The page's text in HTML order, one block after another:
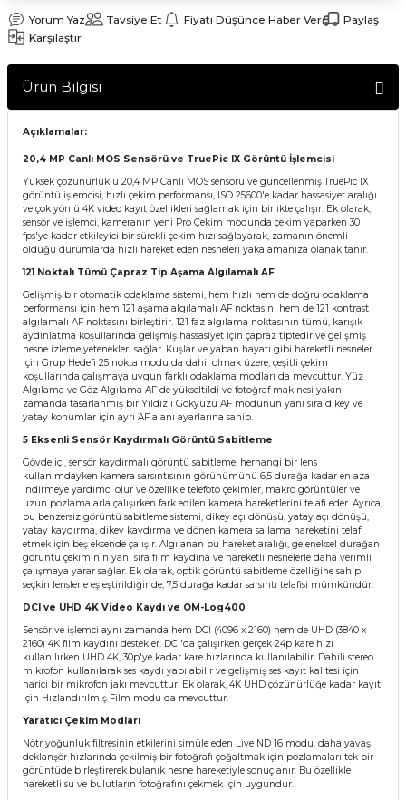
Yorum Yaz Tavsiye Et Fiyatı Düşünce Haber Ver
Paylaş
Karşılaştır
Ürün Bilgisi
Açıklamalar:
20,4 MP Canlı MOS Sensörü ve TruePic IX Görüntü İşlemcisi
Yüksek çözünürlüklü 20,4 MP Canlı MOS sensörü ve güncellenmiş TruePic IX
görüntü işlemcisi, hızlı çekim performansı, ISO 25600'e kadar hassasiyet aralığı
ve çok yönlü 4K video kayıt özellikleri sağlamak için birlikte çalışır. Ek olarak,
sensör ve işlemci, kameranın yeni Pro Çekim modunda çekim yaparken 30
fps'ye kadar etkileyici bir sürekli çekim hızı sağlayarak, zamanın önemli
olduğu durumlarda hızlı hareket eden nesneleri yakalamanıza olanak tanır.
121 Noktalı Tümü Çapraz Tip Aşama Algılamalı AF
Gelişmiş bir otomatik odaklama sistemi, hem hızlı hem de doğru odaklama
performansı için hem 121 aşama algılamalı AF noktasını hem de 121 kontrast
algılamalı AF noktasını birleştirir. 121 faz algılama noktasının tümü, karışık
aydınlatma koşullarında gelişmiş hassasiyet için çapraz tiptedir ve gelişmiş
nesne izleme yetenekleri sağlar. Kuşlar ve yaban hayatı gibi hareketli nesneler
için Grup Hedefi 25 nokta modu da dahil olmak üzere, çeşitli çekim
koşullarında çalışmaya uygun farklı odaklama modları da mevcuttur. Yüz
Algılama ve Göz Algılama AF de yükseltildi ve fotoğraf makinesi yakın
zamanda tasarlanmış bir Yıldızlı Gökyüzü AF modunun yanı sıra dikey ve
yatay konumlar için ayrı AF alanı ayarlarına sahip.
5 Eksenli Sensör Kaydırmalı Görüntü Sabitleme
Gövde içi, sensör kaydırmalı görüntü sabitleme, herhangi bir lens
kullanımdayken kamera sarsıntısının görünümünü 6,5 durağa kadar en aza
indirmeye yardımcı olur ve özellikle telefoto çekimler, makro görüntüler ve
uzun pozlamalarla çalışırken fark edilen kamera hareketlerini telafi eder. Ayrıca,
bu benzersiz görüntü sabitleme sistemi, dikey açı dönüşü, yatay açı dönüşü,
yatay kaydırma, dikey kaydırma ve dönen kamera sallama hareketini telafi
etmek için beş eksende çalışır. Algılanan bu hareket aralığı, geleneksel durağan
görüntü çekiminin yanı sıra film kaydına ve hareketli nesnelerle daha verimli
çalışmaya yarar sağlar. Ek olarak, optik görüntü sabitleme özelliğine sahip
seçkin lenslerle eşleştirildiğinde, 7,5 durağa kadar sarsıntı telafisi mümkündür.
DCI ve UHD 4K Video Kaydı ve OM-Log400
Sensör ve işlemci aynı zamanda hem DCI (4096 x 2160) hem de UHD (3840 x
2160) 4K film kaydını destekler. DCI'da çalışırken gerçek 24p kare hızı
kullanılırken UHD 4K, 30p'ye kadar kare hızlarında kullanılabilir. Dahili stereo
mikrofon kullanılarak ses kaydı yapılabilir ve gelişmiş ses kayıt kalitesi için
harici bir mikrofon jakı mevcuttur. Ek olarak, 4K UHD çözünürlüğe kadar kayıt
için Hızlandırılmış Film modu da mevcuttur.
Yaratıcı Çekim Modları
Nötr yoğunluk filtresinin etkilerini simüle eden Live ND 16 modu, daha yavaş
deklanşör hızlarında çekilmiş bir fotoğrafı çoğaltmak için pozlamaları tek bir
görüntüde birleştirerek bulanık nesne hareketiyle sonuçlanır. Bu özellikle
hareketli su ve bulutların fotoğrafını çekmek için uygundur.